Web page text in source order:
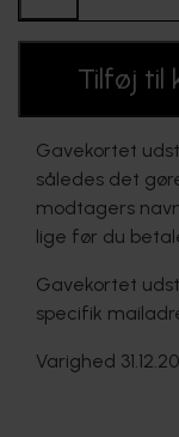
Tilføj til
Gavekortet
således det
modtagers
lige før du
Gavekortet
specifik
Varighed